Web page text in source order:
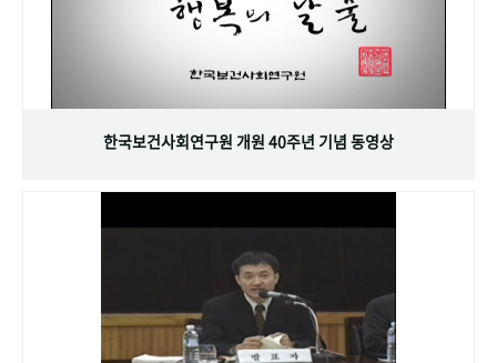
한국보건사회연구원 개원 40주년 기념 동영상